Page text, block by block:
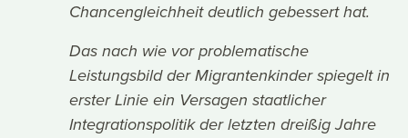
Chancengleichheit deutlich gebessert hat.
Das nach wie vor problematische
Leistungsbild der Migrantenkinder spiegelt in
erster Linie ein Versagen staatlicher
Integrationspolitik der letzten dreißig Jahre